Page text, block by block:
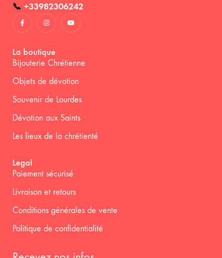
📞 +33982306242
La boutique
Bijouterie Chrétienne
Objets de dévotion
Souvenir de Lourdes
Dévotion aux Saints
Les lieux de la chrétienté
Legal
Paiement sécurisé
Livraison et retours
Conditions générales de vente
Politique de confidentialité